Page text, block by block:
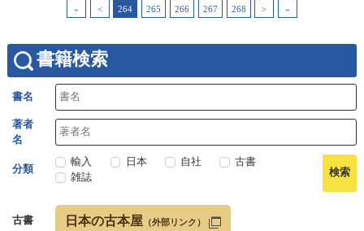
« < 264 265 266 267 268 > »
書籍検索
書名
著者
名
分類
輸入 日本 自社
古書
雑誌
古書 日本の古本屋 （外部リンク）